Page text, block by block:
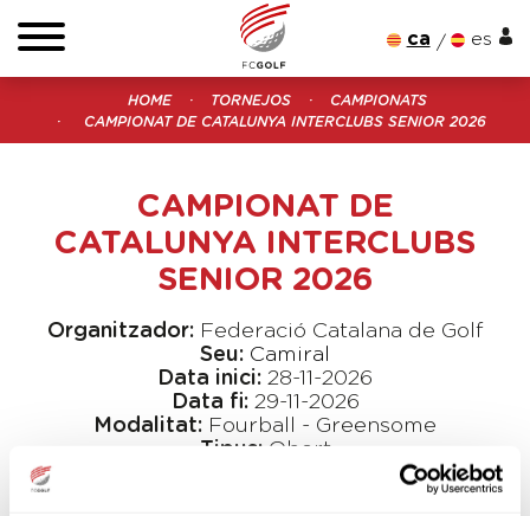
ca es
HOME TORNEJOS
CAMPIONATS
CAMPIONAT DE CATALUNYA INTERCLUBS SENIOR 2026
CAMPIONAT DE
CATALUNYA INTERCLUBS
SENIOR 2026
Organitzador: Federació Catalana de Golf
Seu: Camiral
Data inici: 28-11-2026
Data fi: 29-11-2026
Modalitat: Fourball - Greensome
Tipus: Obert